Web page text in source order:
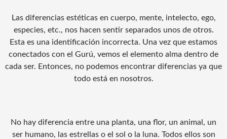
Las diferencias estéticas en cuerpo, mente, intelecto, ego,
especies, etc., nos hacen sentir separados unos de otros.
Esta es una identificación incorrecta. Una vez que estamos
conectados con el Gurú, vemos el elemento alma dentro de
cada ser. Entonces, no podemos encontrar diferencias ya que
todo está en nosotros.
No hay diferencia entre una planta, una flor, un animal, un
ser humano, las estrellas o el sol o la luna. Todos ellos son